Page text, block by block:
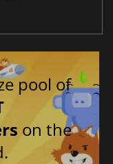
pool of
on the